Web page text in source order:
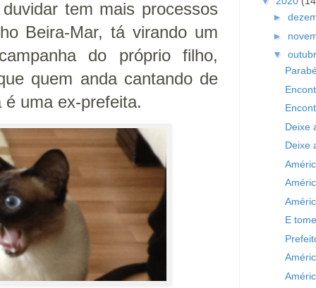
tem mais processos
Beira-Mar, tá virando um
do próprio filho,
quem anda cantando de
uma ex-prefeita.
►
►
▼
Deixe
Deixe
E